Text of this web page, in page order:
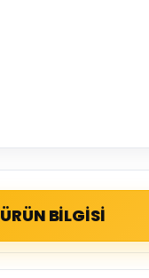
ÜRÜN BİLGİSİ